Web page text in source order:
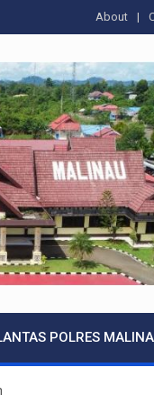
About
POLRES